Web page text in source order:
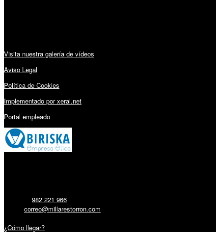
Visita nuestra galería de vídeos
Aviso Legal
Política de Cookies
Implementado por xeral.net
Portal empleado
982 221 966
correo@millarestorron.com
¿Cómo llegar?